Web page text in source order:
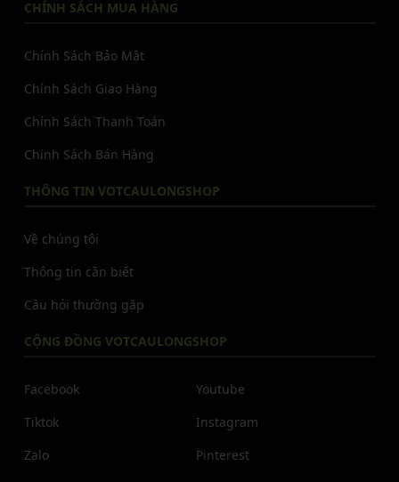
CHÍNH SÁCH MUA HÀNG
Chính Sách Bảo Mật
Chính Sách Giao Hàng
Chính Sách Thanh Toán
Chính Sách Bán Hàng
THÔNG TIN VOTCAULONGSHOP
Về chúng tôi
Thông tin cần biết
Câu hỏi thường gặp
CỘNG ĐỒNG VOTCAULONGSHOP
Facebook
Tiktok
Zalo
Youtube
Instagram
Pinterest